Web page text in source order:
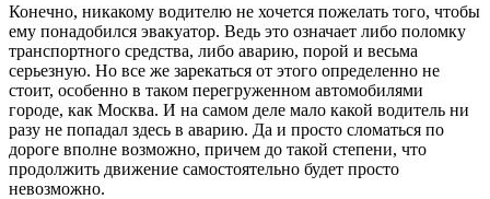
Конечно, никакому водителю не хочется пожелать того, чтобы
ему понадобился эвакуатор. Ведь это означает либо поломку
транспортного средства, либо аварию, порой и весьма
серьезную. Но все же зарекаться от этого определенно не
стоит, особенно в таком перегруженном автомобилями
городе, как Москва. И на самом деле мало какой водитель ни
разу не попадал здесь в аварию. Да и просто сломаться по
дороге вполне возможно, причем до такой степени, что
продолжить движение самостоятельно будет просто
невозможно.